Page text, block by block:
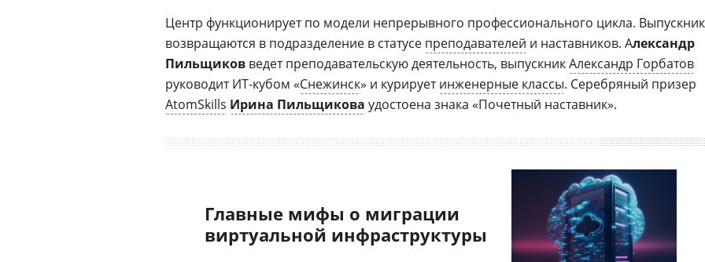
Центр функционирует по модели непрерывного профессионального цикла.
возвращаются в подразделение в статусе преподавателей и наставников. Александр
Пильщиков ведет преподавательскую деятельность, выпускникАлександр Горбатов
руководит ИT-кубом «Снежинск» и курируетинженерные классы. Серебряный призер
AtomSkills Ирина Пильщикова удостоена знака «Почетный наставник».
Главные мифы о миграции
виртуальной инфраструктуры